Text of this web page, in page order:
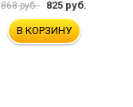
868 руб. 825 руб.
В КОРЗИНУ